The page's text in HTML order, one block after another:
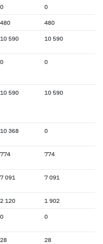
0 0
480 480
10 590 10 590
0 0
10 590 10 590
10 368 0
774 774
7 091 7 091
2 120 1 902
0 0
28 28